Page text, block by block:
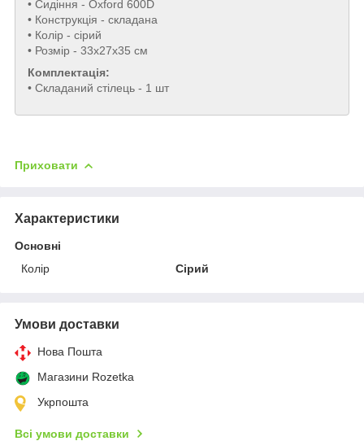
• Сидіння - Oxford 600D
• Конструкція - складана
• Колір - сірий
• Розмір - 33x27x35 см
Комплектація:
• Складаний стілець - 1 шт
Приховати
Характеристики
Основні
Колір
Сірий
Умови доставки
Нова Пошта
Магазини Rozetka
Укрпошта
Всі умови доставки